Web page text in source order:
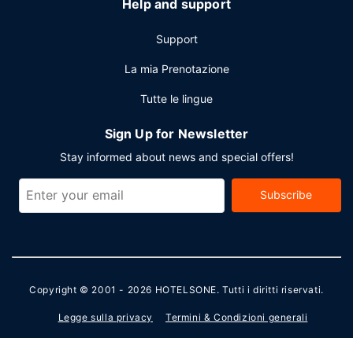
Help and support
Support
La mia Prenotazione
Tutte le lingue
Sign Up for Newsletter
Stay informed about news and special offers!
Subscribe
Copyright © 2001 - 2026 HOTELSONE. Tutti i diritti riservati.
Legge sulla privacy Termini & Condizioni generali